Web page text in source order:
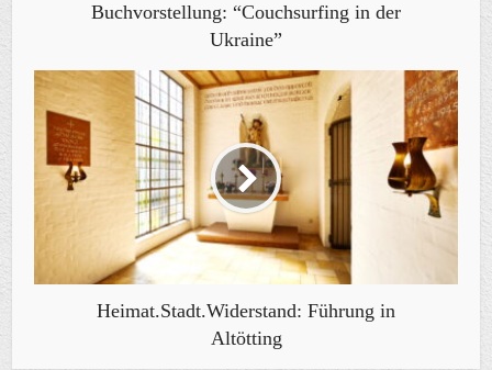
Buchvorstellung: “Couchsurfing in der
Ukraine”
Heimat.Stadt.Widerstand: Führung in
Altötting